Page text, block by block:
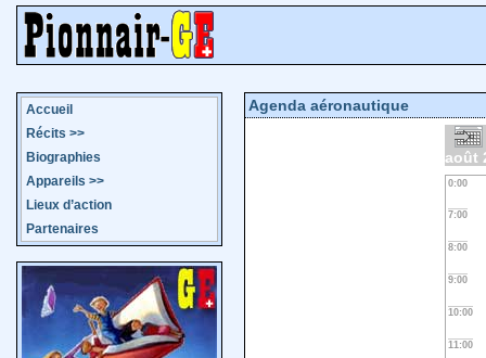
Accueil
Récits >>
Biographies
Appareils >>
Lieux d’action
Partenaires
Agenda aéronautique
août
0:00
7:00
8:00
9:00
10:00
11:00